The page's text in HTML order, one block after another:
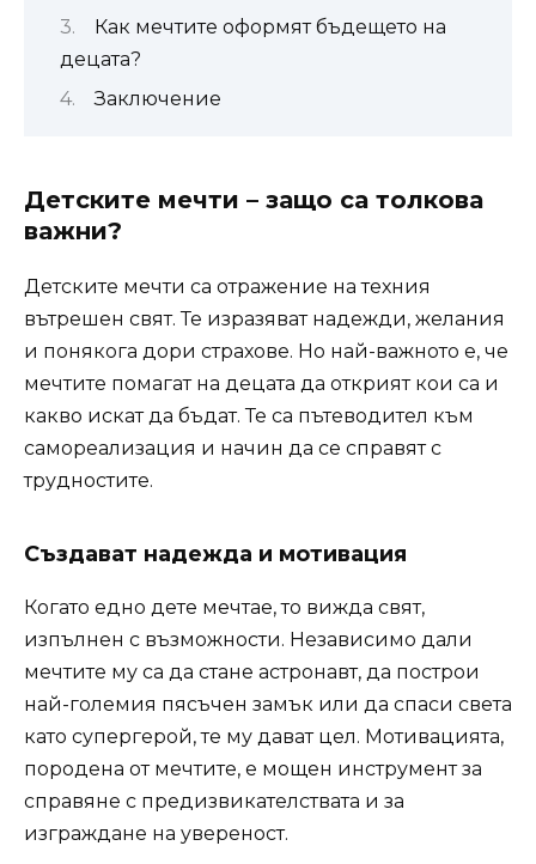
Как мечтите оформят бъдещето на
децата?
Заключение
Детските мечти – защо са толкова
важни?
Детските мечти са отражение на техния
вътрешен свят. Те изразяват надежди, желания
и понякога дори страхове. Но най-важното е, че
мечтите помагат на децата да открият кои са и
какво искат да бъдат. Те са пътеводител към
самореализация и начин да се справят с
трудностите.
Създават надежда и мотивация
Когато едно дете мечтае, то вижда свят,
изпълнен с възможности. Независимо дали
мечтите му са да стане астронавт, да построи
най-големия пясъчен замък или да спаси света
като супергерой, те му дават цел. Мотивацията,
породена от мечтите, е мощен инструмент за
справяне с предизвикателствата и за
изграждане на увереност.